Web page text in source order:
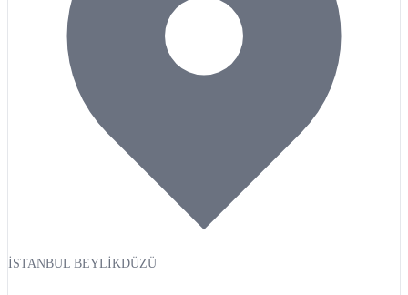
İSTANBUL BEYLİKDÜZÜ